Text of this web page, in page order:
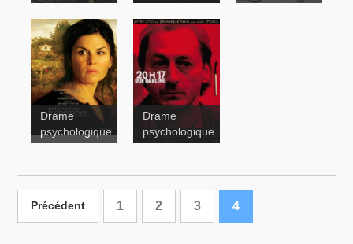
En plein
coeur
Ce
qu'il faut
pour vivre
Drame
psychologique
20h17, rue
Drame
psychologique
Précédent 1 2 3 4